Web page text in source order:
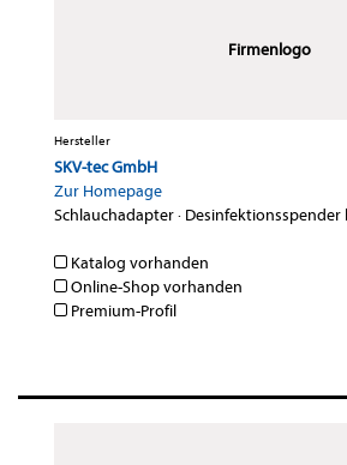
Firmenlogo
Hersteller
SKV-tec GmbH
Zur Homepage
Schlauchadapter·
Katalog vorhanden
Online-Shop vorhanden
Premium-Profil